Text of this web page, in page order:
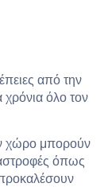
από την
χρόνια όλο τον
χώρο μπορούν
όπως